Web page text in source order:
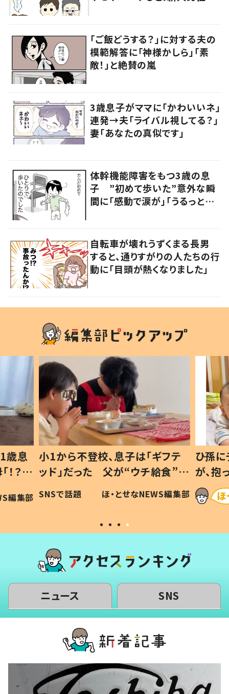
「ご飯どうする？」に対する夫の
模範解答に「神様かしら」「素
敵！」と絶賛の嵐
3歳息子がママに「かわいいネ」
連発→夫「ライバル視してる？」
妻「あなたの真似です」
体幹機能障害をもつ3歳の息
子 ”初めて歩いた”意外な瞬
間に「感動で涙が」「うるっとく
自転車が壊れうずくまる長男
すると、通りすがりの人たちの行
動に「目頭が熱くなりました」
歳息
？」
編集部
小1から不登校、息子は「ギフテ
ッド」だった 父が“ウチ給食”を
作り続ける理由とは #令和の親
#令和の子
SNSで話題 ほ・とせなNEWS編集部
ひ孫
が、
「涙が
い」
ニュース SNS